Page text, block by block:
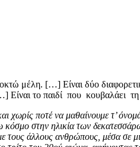
οκτώ μέλη. […] Είναι δύο
Είναι το παιδί που κουβαλάει τη
χωρίς ποτέ να μαθαίνουμε τ’
κόσμο στην ηλικία των
τους άλλους ανθρώπους, μέσα σε